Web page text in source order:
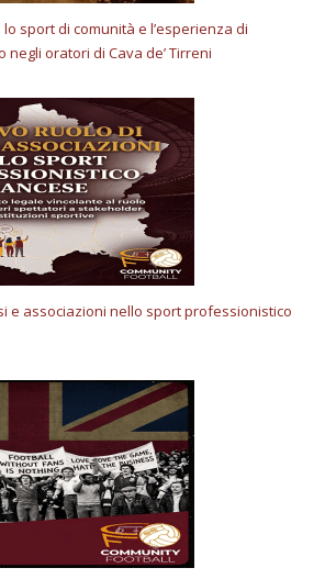
lo sport di comunità e l’esperienza di
negli oratori di Cava de’ Tirreni
e associazioni nello sport professionistico